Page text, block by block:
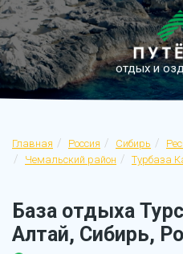
отдых и
Главная Россия Сибирь
Чемальский район
Турбаза
База отдыха
Алтай, Сибирь,